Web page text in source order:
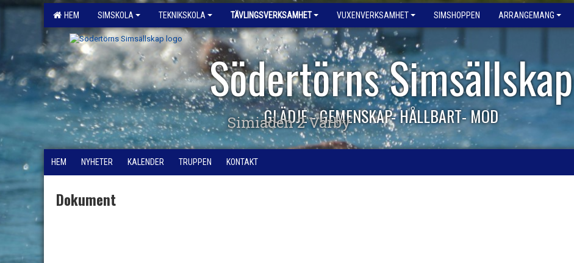
HEM SIMSKOLA TEKNIKSKOLA TÄVLINGSVERKSAMHET VUXENVERKSAMHET SIMSHOPPEN ARRANGEMANG
Södertörns Simsällskap
GLÄDJE - GEMENSKAP- HÅLLBART- MOD
Simiaden 2 Vårby
HEM NYHETER KALENDER TRUPPEN KONTAKT
Dokument